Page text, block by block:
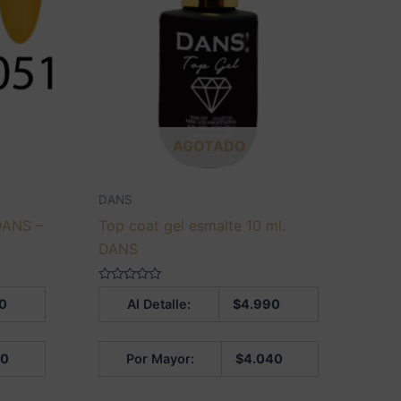
–
AGOTADO
DANS
Top coat gel esmalte 10 ml.
DANS
Al Detalle: $4.990
Por Mayor: $4.040